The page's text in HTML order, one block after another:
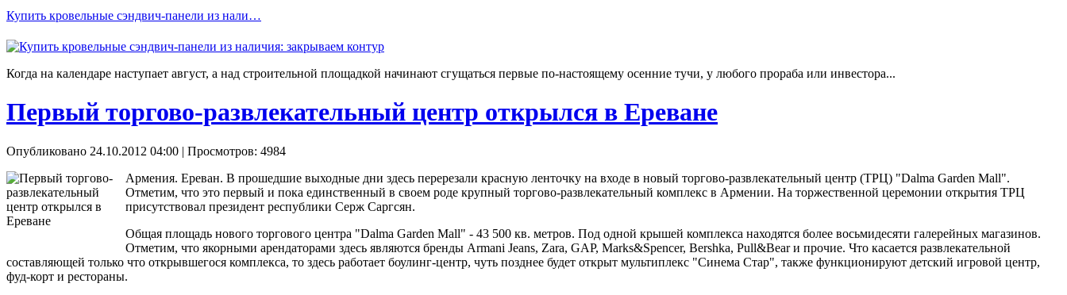
Купить кровельные сэндвич-панели из нали…
Когда на календаре наступает август, а над строительной площадкой начинают сгущаться первые по-настоящему осенние тучи, у любого прораба или инвестора...
Первый торгово-развлекательный центр открылся в Ереване
Опубликовано 24.10.2012 04:00 | Просмотров: 4984
Армения. Ереван. В прошедшие выходные дни здесь перерезали красную ленточку на входе в новый торгово-развлекательный центр (ТРЦ) "Dalma Garden Mall".
Отметим, что это первый и пока единственный в своем роде крупный торгово-развлекательный комплекс в Армении. На торжественной церемонии открытия ТРЦ
присутствовал президент республики Серж Саргсян.
Общая площадь нового торгового центра "Dalma Garden Mall" - 43 500 кв. метров. Под одной крышей комплекса находятся более восьмидесяти галерейных магазинов.
Отметим, что якорными арендаторами здесь являются бренды Armani Jeans, Zara, GAP, Marks&Spencer, Bershka, Pull&Bear и прочие. Что касается развлекательной
составляющей только что открывшегося комплекса, то здесь работает боулинг-центр, чуть позднее будет открыт мультиплекс "Синема Стар", также функционируют детский игровой центр,
фуд-корт и рестораны.